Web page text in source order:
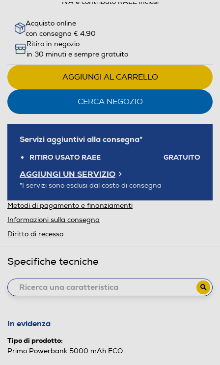
IVA e contributo RAEE inclusi
Acquisto online
con consegna € 4,90
Ritiro in negozio
in 30 minuti e sempre gratuito
AGGIUNGI AL CARRELLO
CERCA NEGOZIO
Servizi aggiuntivi alla consegna*
RITIRO USATO RAEE GRATUITO
AGGIUNGI UN SERVIZIO
*I servizi sono esclusi dal costo di consegna
Metodi di pagamento e finanziamenti
Informazioni sulla consegna
Diritto di recesso
Specifiche tecniche
In evidenza
Tipo di prodotto:
Primo Powerbank 5000 mAh ECO